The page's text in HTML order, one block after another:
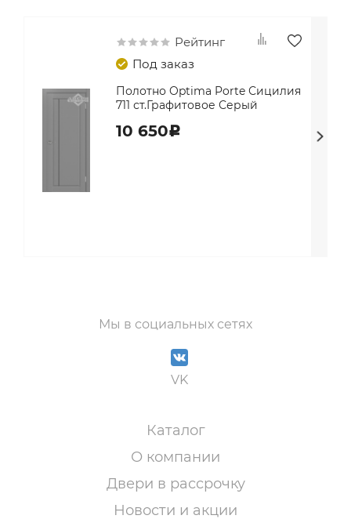
Рейтинг
Под заказ
Полотно Optima Porte Сицилия
711 ст.Графитовое Серый
10 650c
Мы в социальных сетях
VK
Каталог
О компании
Двери в рассрочку
Новости и акции